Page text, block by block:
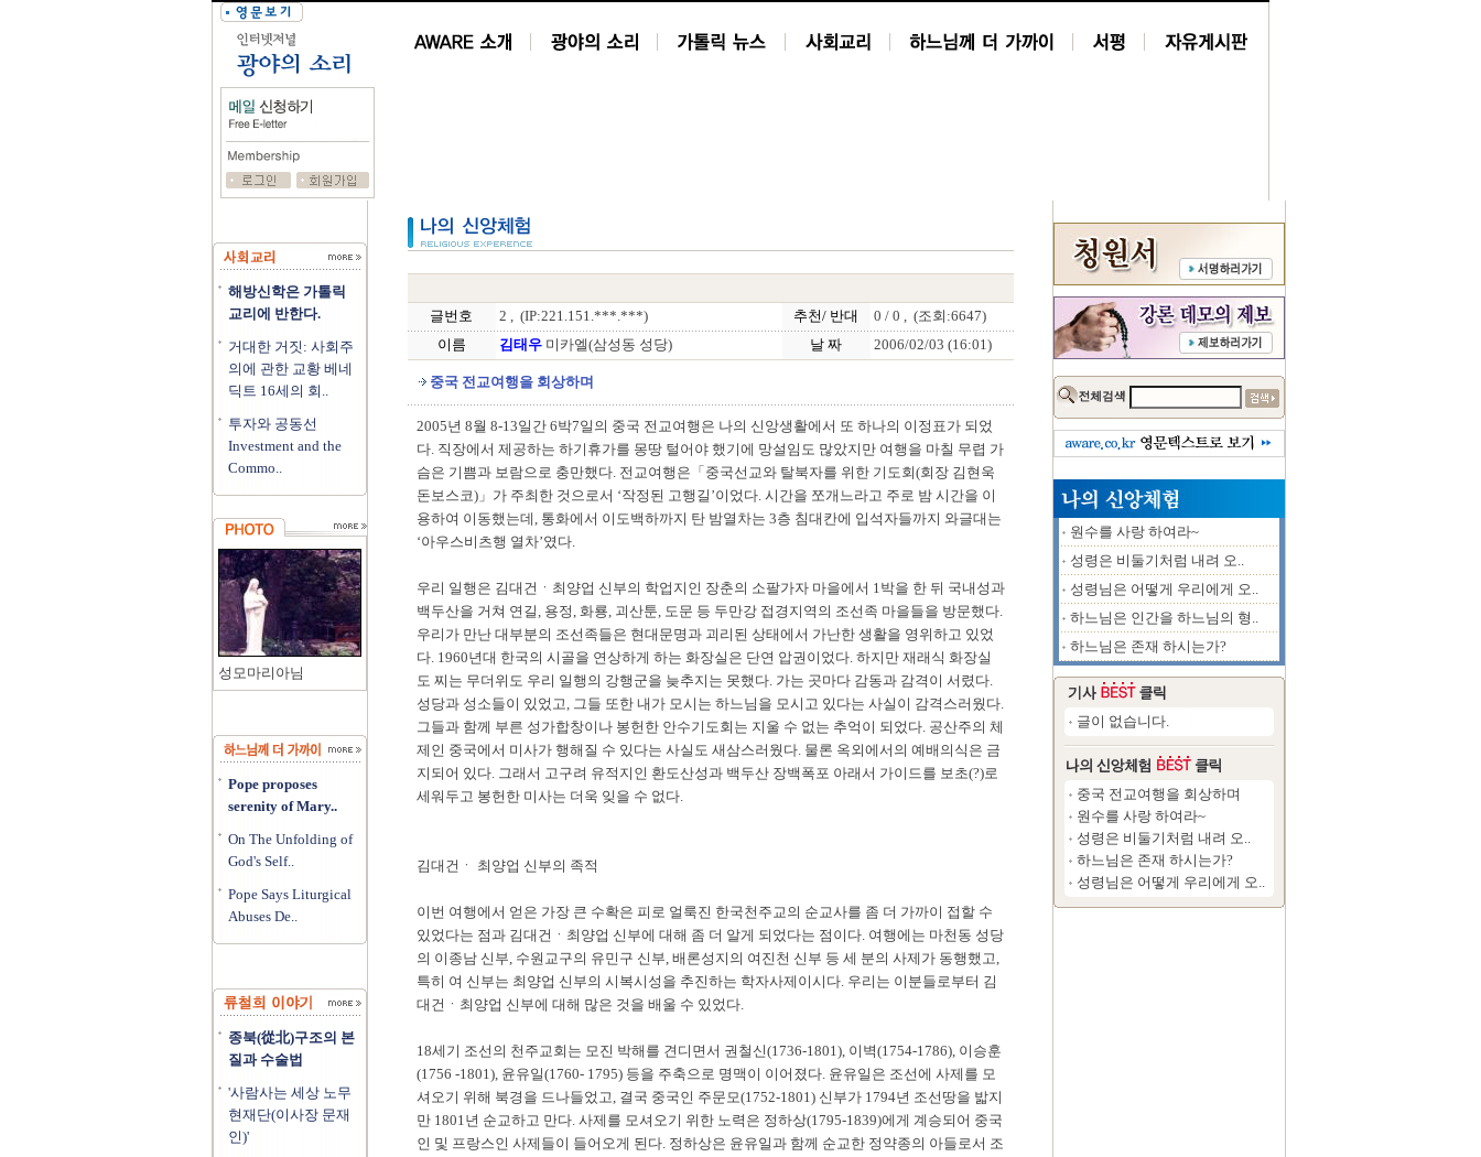
해방신학은 가톨릭
교리에 반한다.
거대한 거짓: 사회주
의에 관한 교황 베네
딕트 16세의 회..
투자와 공동선
Investment and the
Commo..
성모마리아님
Pope proposes
serenity of Mary..
On The Unfolding of
God's Self..
Pope Says Liturgical
Abuses De..
종북(從北)구조의 본
질과 수술법
'사람사는 세상 노무
현재단(이사장 문재
인)'
글번호 2 , (IP:221.151.***.***) 추천/ 반대
0 / 0 , (조회:6647)
이름
김태우미카엘(삼성동 성당) 날 짜 2006/02/03 (16:01)
중국 전교여행을 회상하며
2005년 8월 8-13일간 6박7일의 중국 전교여행은 나의 신앙생활에서 또 하나의 이정표가 되었
다. 직장에서 제공하는 하기휴가를 몽땅 털어야 했기에 망설임도 많았지만 여행을 마칠 무렵 가
슴은 기쁨과 보람으로 충만했다. 전교여행은「중국선교와 탈북자를 위한 기도회(회장 김현욱
돈보스코)」가 주최한 것으로서 ‘작정된 고행길’이었다. 시간을 쪼개느라고 주로 밤 시간을 이
용하여 이동했는데, 통화에서 이도백하까지 탄 밤열차는 3층 침대칸에 입석자들까지 와글대는
‘아우스비츠행 열차’였다.
우리 일행은 김대건ㆍ최양업 신부의 학업지인 장춘의 소팔가자 마을에서 1박을 한 뒤 국내성과
백두산을 거쳐 연길, 용정, 화룡, 괴산툰, 도문 등 두만강 접경지역의 조선족 마을들을 방문했다.
우리가 만난 대부분의 조선족들은 현대문명과 괴리된 상태에서 가난한 생활을 영위하고 있었
다. 1960년대 한국의 시골을 연상하게 하는 화장실은 단연 압권이었다. 하지만 재래식 화장실
도 찌는 무더위도 우리 일행의 강행군을 늦추지는 못했다. 가는 곳마다 감동과 감격이 서렸다.
성당과 성소들이 있었고, 그들 또한 내가 모시는 하느님을 모시고 있다는 사실이 감격스러웠다.
그들과 함께 부른 성가합창이나 봉헌한 안수기도회는 지울 수 없는 추억이 되었다. 공산주의 체
제인 중국에서 미사가 행해질 수 있다는 사실도 새삼스러웠다. 물론 옥외에서의 예배의식은 금
지되어 있다. 그래서 고구려 유적지인 환도산성과 백두산 장백폭포 아래서 가이드를 보초(?)로
세워두고 봉헌한 미사는 더욱 잊을 수 없다.
김대건ㆍ 최양업 신부의 족적
이번 여행에서 얻은 가장 큰 수확은 피로 얼룩진 한국천주교의 순교사를 좀 더 가까이 접할 수
있었다는 점과 김대건ㆍ최양업 신부에 대해 좀 더 알게 되었다는 점이다. 여행에는 마천동 성당
의 이종남 신부, 수원교구의 유민구 신부, 배론성지의 여진천 신부 등 세 분의 사제가 동행했고,
특히 여 신부는 최양업 신부의 시복시성을 추진하는 학자사제이시다. 우리는 이분들로부터 김
대건ㆍ최양업 신부에 대해 많은 것을 배울 수 있었다.
18세기 조선의 천주교회는 모진 박해를 견디면서 권철신(1736-1801), 이벽(1754-1786), 이승훈
(1756 -1801), 윤유일(1760- 1795) 등을 주축으로 명맥이 이어졌다. 윤유일은 조선에 사제를 모
셔오기 위해 북경을 드나들었고, 결국 중국인 주문모(1752-1801) 신부가 1794년 조선땅을 밟지
만 1801년 순교하고 만다. 사제를 모셔오기 위한 노력은 정하상(1795-1839)에게 계승되어 중국
인 및 프랑스인 사제들이 들어오게 된다. 정하상은 윤유일과 함께 순교한 정약종의 아들로서 조
원수를 사랑 하여라~
성령은 비둘기처럼 내려 오..
성령님은 어떻게 우리에게 오..
하느님은 인간을 하느님의 형..
하느님은 존재 하시는가?
글이 없습니다.
중국 전교여행을 회상하며
원수를 사랑 하여라~
성령은 비둘기처럼 내려 오..
하느님은 존재 하시는가?
성령님은 어떻게 우리에게 오..